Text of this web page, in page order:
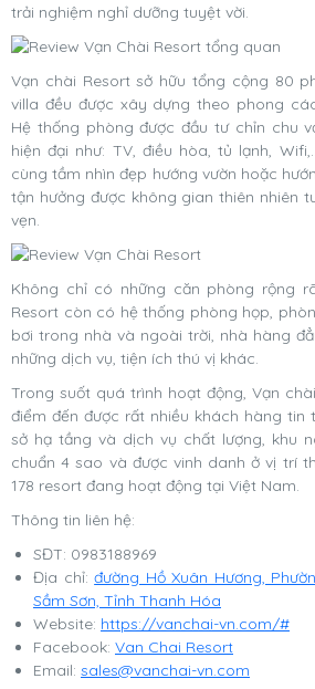
trải nghiệm nghỉ dưỡng tuyệt vời.
Vạn chài Resort sở hữu tổng cộng 80
villa đều được xây dựng theo phong
Hệ thống phòng được đầu tư chỉn chu
hiện đại như: TV, điều hòa, tủ lạnh,
cùng tầm nhìn đẹp hướng vườn hoặc
tận hưởng được không gian thiên nhiên
vẹn.
Không chỉ có những căn phòng rộng
Resort còn có hệ thống phòng họp,
bơi trong nhà và ngoài trời, nhà hàng
những dịch vụ, tiện ích thú vị khác.
Trong suốt quá trình hoạt động, Vạn
điểm đến được rất nhiều khách hàng tin
sở hạ tầng và dịch vụ chất lượng, khu
chuẩn 4 sao và được vinh danh ở vị trí
178 resort đang hoạt động tại Việt Nam.
Thông tin liên hệ:
SĐT: 0983188969
Địa chỉ:đường Hồ Xuân Hương,
Sầm Sơn, Tỉnh Thanh Hóa
Website: https://vanchai-vn.com/#
Facebook: Van Chai Resort
Email: sales@vanchai-vn.com